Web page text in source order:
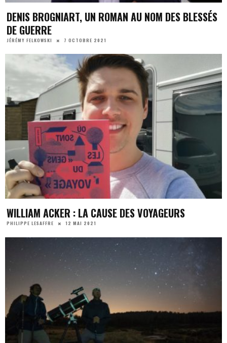
DENIS BROGNIART, UN ROMAN AU NOM DES BLESSÉS
DE GUERRE
JÉRÉMY FELKOWSKI 7 OCTOBRE 2021
WILLIAM ACKER : LA CAUSE DES VOYAGEURS
PHILIPPE LESAFFRE 12 MAI 2021